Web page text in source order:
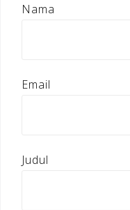
Nama
Email
Judul